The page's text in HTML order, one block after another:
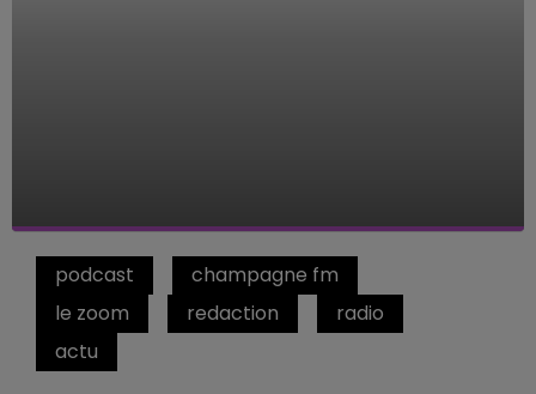
podcast
champagne fm
le zoom
redaction
radio
actu